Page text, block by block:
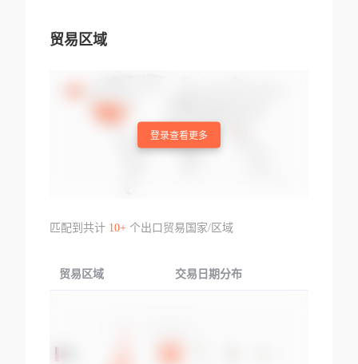
贸易区域
登录查看更多
匹配到共计 10+个出口贸易国家/区域
贸易区域 交易日期分布